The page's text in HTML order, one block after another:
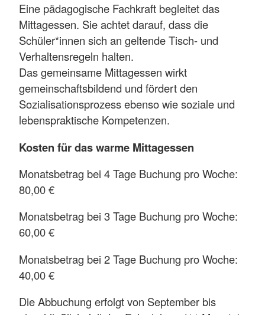
Eine pädagogische Fachkraft begleitet das
Mittagessen. Sie achtet darauf, dass die
Schüler*innen sich an geltende Tisch- und
Verhaltensregeln halten.
Das gemeinsame Mittagessen wirkt
gemeinschaftsbildend und fördert den
Sozialisationsprozess ebenso wie soziale und
lebenspraktische Kompetenzen.
Kosten für das warme Mittagessen
Monatsbetrag bei 4 Tage Buchung pro Woche:
80,00 €
Monatsbetrag bei 3 Tage Buchung pro Woche:
60,00 €
Monatsbetrag bei 2 Tage Buchung pro Woche:
40,00 €
Die Abbuchung erfolgt von September bis